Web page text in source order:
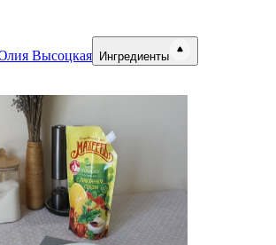
Высоцкая Ингредиенты